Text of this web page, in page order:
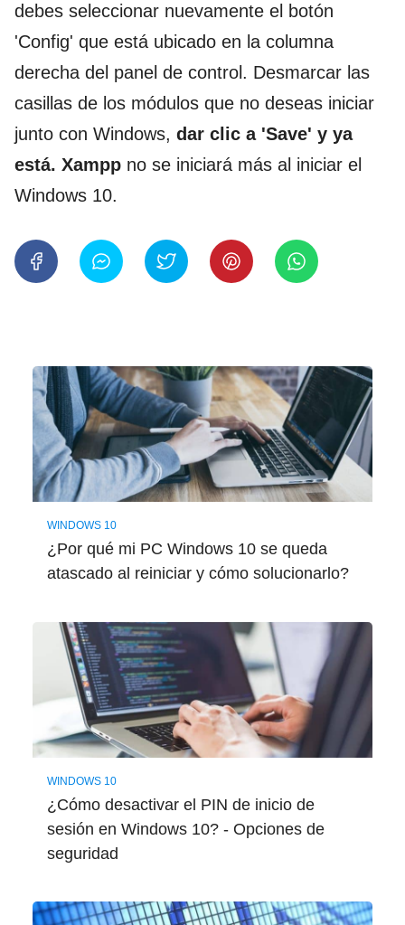
debes seleccionar nuevamente el botón
'Config' que está ubicado en la columna
derecha del panel de control. Desmarcar las
casillas de los módulos que no deseas iniciar
junto con Windows, dar clic a 'Save' y ya
está. Xampp no se iniciará más al iniciar el
Windows 10.
WINDOWS 10
¿Por qué mi PC Windows 10 se queda
atascado al reiniciar y cómo solucionarlo?
WINDOWS 10
¿Cómo desactivar el PIN de inicio de
sesión en Windows 10? - Opciones de
seguridad